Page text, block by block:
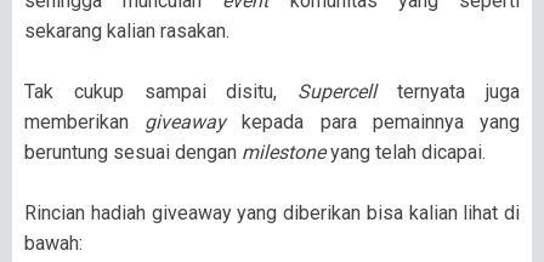
sekarang kalian rasakan.
Tak cukup sampai disitu, Supercellternyata juga
memberikan giveaway kepada para pemainnya yang
beruntung sesuai dengan milestoneyang telah dicapai.
Rincian hadiah giveaway yang diberikan bisa kalian lihat di
bawah: